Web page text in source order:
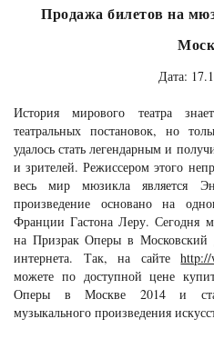
Продажа билетов на
Дата:
История мирового театра
театральных постановок, но
удалось стать легендарным и
и зрителей. Режиссером этого
весь мир мюзикла является
произведение основано на
Франции Гастона Леру. Сегодня
на Призрак Оперы в Московский
интернета. Так, на сайте
можете по доступной цене
Оперы в Москве 2014 и
музыкального произведения